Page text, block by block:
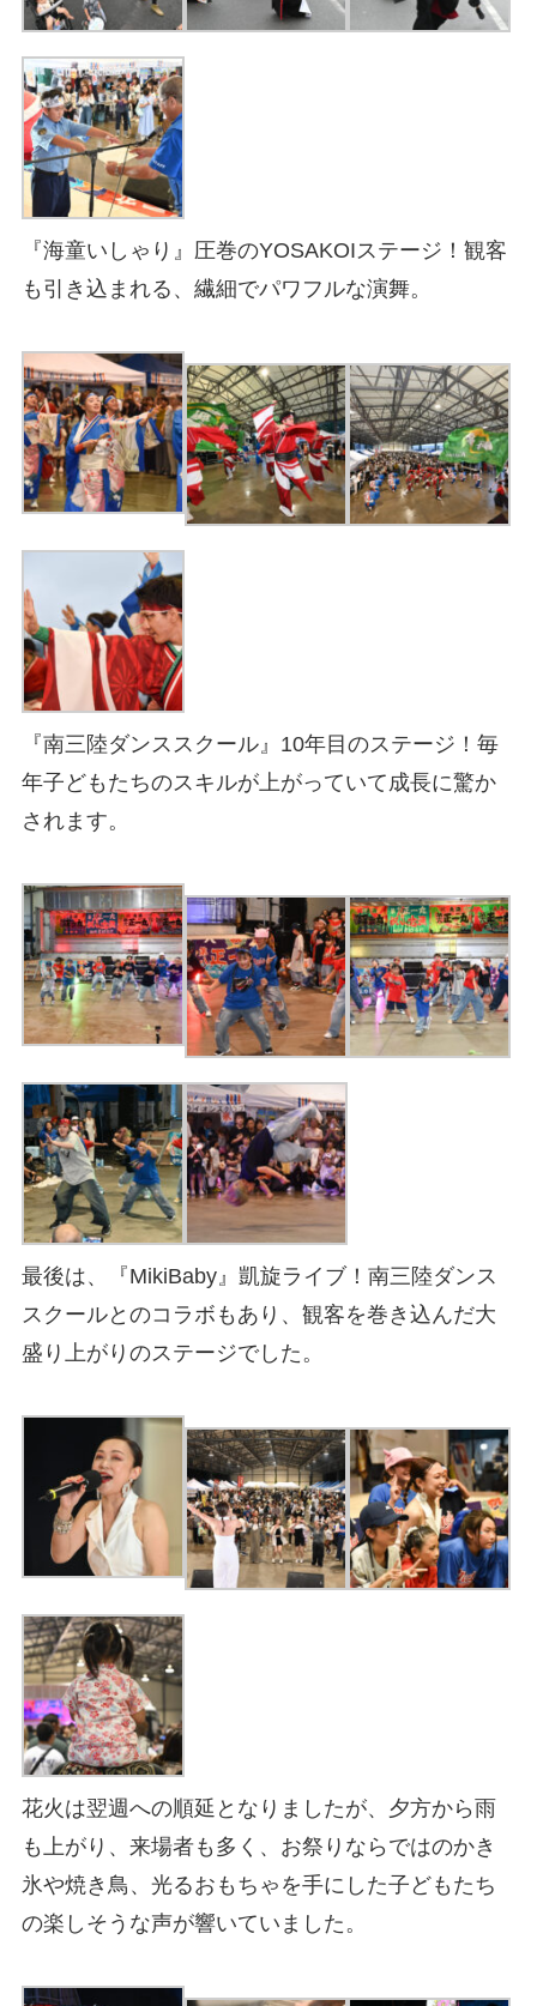
『海童いしゃり』圧巻のYOSAKOIステージ！観客
も引き込まれる、繊細でパワフルな演舞。
『南三陸ダンススクール』10年目のステージ！毎
年子どもたちのスキルが上がっていて成長に驚か
されます。
最後は、『MikiBaby』凱旋ライブ！南三陸ダンス
スクールとのコラボもあり、観客を巻き込んだ大
盛り上がりのステージでした。
花火は翌週への順延となりましたが、夕方から雨
も上がり、来場者も多く、お祭りならではのかき
氷や焼き鳥、光るおもちゃを手にした子どもたち
の楽しそうな声が響いていました。